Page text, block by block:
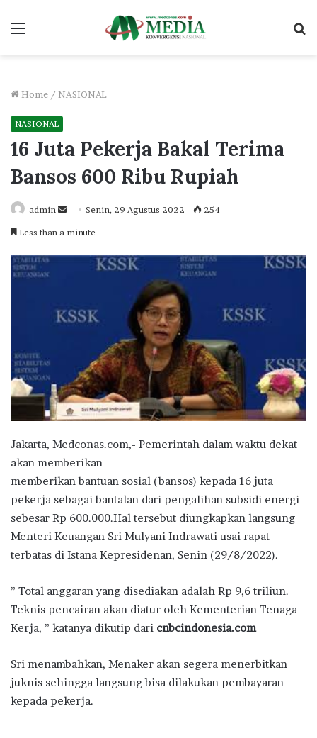
Menu
Home / NASIONAL
NASIONAL
16 Juta Pekerja Bakal Terima
Bansos 600 Ribu Rupiah
admin
Send Senin, 29 Agustus 2022 254
Less than a minute
Jakarta, Medconas.com,- Pemerintah dalam waktu dekat
akan memberikan
memberikan bantuan sosial (bansos) kepada 16 juta
pekerja sebagai bantalan dari pengalihan subsidi energi
sebesar Rp 600.000.Hal tersebut diungkapkan langsung
Menteri Keuangan Sri Mulyani Indrawati usai rapat
terbatas di Istana Kepresidenan, Senin (29/8/2022).
” Total anggaran yang disediakan adalah Rp 9,6 triliun.
Teknis pencairan akan diatur oleh Kementerian Tenaga
Kerja, ” katanya dikutip dari cnbcindonesia.com
Sri menambahkan, Menaker akan segera menerbitkan
juknis sehingga langsung bisa dilakukan pembayaran
kepada pekerja.